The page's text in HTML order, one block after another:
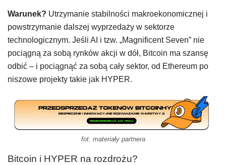
Warunek? Utrzymanie stabilności makroekonomicznej i
powstrzymanie dalszej wyprzedaży w sektorze
technologicznym. Jeśli AI i tzw. „Magnificent Seven” nie
pociągną za sobą rynków akcji w dół, Bitcoin ma szansę
odbić – i pociągnąć za sobą cały sektor, od Ethereum po
niszowe projekty takie jak HYPER.
fot. materiały partnera
Bitcoin i HYPER na rozdrożu?